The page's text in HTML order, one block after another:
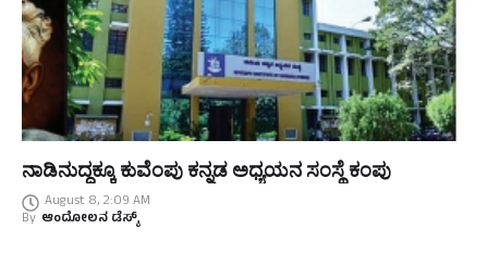
ನಾಡಿನುದ್ದಕ್ಕೂ ಕುವೆಂಪು ಕನ್ನಡ ಅಧ್ಯಯನ ಸಂಸ್ಥೆ ಕಂಪು
August 8, 2:09 AM
By ಆಂದೋಲನ ಡೆಸ್ಕ್